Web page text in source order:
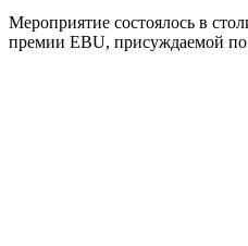
Мероприятие состоялось в
премии EBU, присуждаемой по